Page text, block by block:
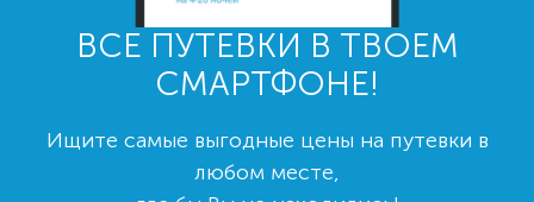
ВСЕ ПУТЕВКИ В ТВОЕМ
СМАРТФОНЕ!
Ищите самые выгодные цены на путевки в
любом месте,